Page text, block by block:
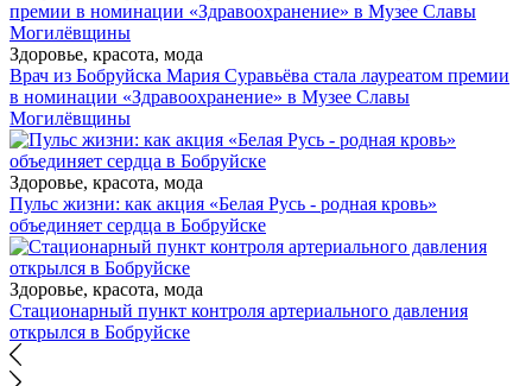
Здоровье, красота, мода
Врач из Бобруйска Мария Суравьёва стала лауреатом премии
в номинации «Здравоохранение» в Музее Славы
Могилёвщины
Здоровье, красота, мода
Пульс жизни: как акция «Белая Русь - родная кровь»
объединяет сердца в Бобруйске
Здоровье, красота, мода
Стационарный пункт контроля артериального давления
открылся в Бобруйске